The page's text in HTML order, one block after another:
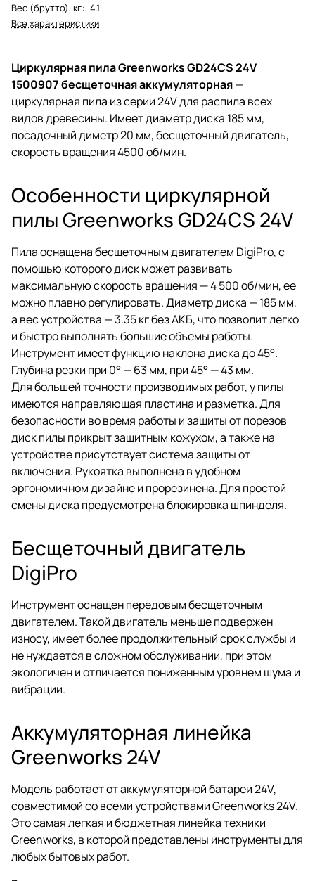
Вес (брутто), кг: 4.1
Все характеристики
Циркулярная пила Greenworks GD24CS 24V
1500907 бесщеточная аккумуляторная—
циркулярная пила из серии 24V для распила всех
видов древесины. Имеет диаметр диска 185 мм,
посадочный диметр 20 мм, бесщеточный двигатель,
скорость вращения 4500 об/мин.
Особенности циркулярной
пилы Greenworks GD24CS 24V
Пила оснащена бесщеточным двигателем DigiPro, с
помощью которого диск может развивать
максимальную скорость вращения — 4 500 об/мин, ее
можно плавно регулировать. Диаметр диска — 185 мм,
а вес устройства — 3.35 кг без АКБ, что позволит легко
и быстро выполнять большие объемы работы.
Инструмент имеет функцию наклона диска до 45°.
Глубина резки при 0° — 63 мм, при 45° — 43 мм.
Для большей точности производимых работ, у пилы
имеются направляющая пластина и разметка. Для
безопасности во время работы и защиты от порезов
диск пилы прикрыт защитным кожухом, а также на
устройстве присутствует система защиты от
включения. Рукоятка выполнена в удобном
эргономичном дизайне и прорезинена. Для простой
смены диска предусмотрена блокировка шпинделя.
Бесщеточный двигатель
DigiPro
Инструмент оснащен передовым бесщеточным
двигателем. Такой двигатель меньше подвержен
износу, имеет более продолжительный срок службы и
не нуждается в сложном обслуживании, при этом
экологичен и отличается пониженным уровнем шума и
вибрации.
Аккумуляторная линейка
Greenworks 24V
Модель работает от аккумуляторной батареи 24V,
совместимой со всеми устройствами Greenworks 24V.
Это самая легкая и бюджетная линейка техники
Greenworks, в которой представлены инструменты для
любых бытовых работ.